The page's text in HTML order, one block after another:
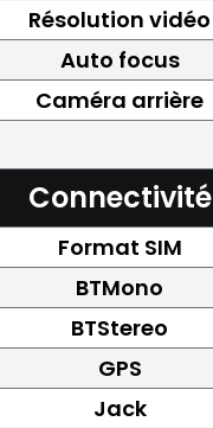
Résolution vidéo
Auto focus
Caméra arrière
Connectivité
Format SIM
BTMono
BTStereo
GPS
Jack